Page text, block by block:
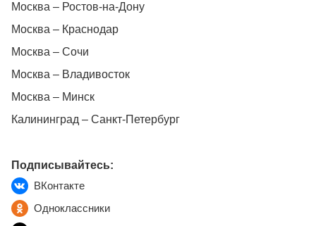
Москва – Ростов-на-Дону
Москва – Краснодар
Москва – Сочи
Москва – Владивосток
Москва – Минск
Калининград – Санкт-Петербург
Подписывайтесь:
ВКонтакте
Одноклассники